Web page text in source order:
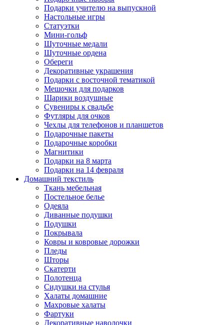
Подарки учителю на выпускной
Настольные игры
Статуэтки
Мини-гольф
Шуточные медали
Шуточные ордена
Обереги
Декоративные украшения
Подарки с восточной тематикой
Мешочки для подарков
Шарики воздушные
Сувениры к свадьбе
Футляры для очков
Чехлы для телефонов и планшетов
Подарочные пакеты
Подарочные коробки
Магнитики
Подарки на 8 марта
Подарки на 14 февраля
Домашний текстиль
Ткань мебельная
Постельное белье
Одеяла
Диванные подушки
Подушки
Покрывала
Ковры и ковровые дорожки
Пледы
Шторы
Скатерти
Полотенца
Сидушки на стулья
Халаты домашние
Махровые халаты
Фартуки
Декоративные наволочки